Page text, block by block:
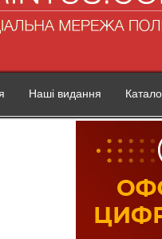
Наші видання